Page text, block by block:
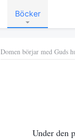
Böcker
Domen börjar med Guds
Under den